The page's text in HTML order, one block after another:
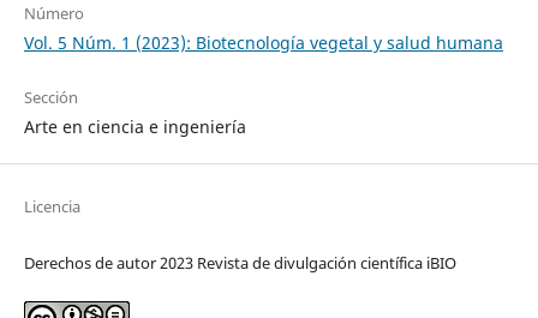
Número
Vol. 5 Núm. 1 (2023): Biotecnología vegetal y salud humana
Sección
Arte en ciencia e ingeniería
Licencia
Derechos de autor 2023 Revista de divulgación científica iBIO